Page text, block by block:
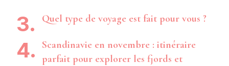
Quel type de voyage est fait pour vous ?
Scandinavie en novembre : itinéraire
parfait pour explorer les fjords et